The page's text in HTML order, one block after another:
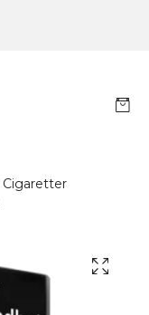
Cigaretter